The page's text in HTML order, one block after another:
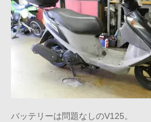
バッテリーは問題なしのV125。